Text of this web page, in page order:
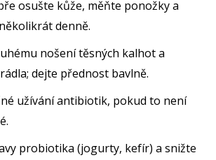
osušte kůže, měňte ponožky a
denně.
nošení těsných kalhot a
dejte přednost bavlně.
užíváníantibiotik, pokud to není
probiotika (jogurty, kefír) a snižte